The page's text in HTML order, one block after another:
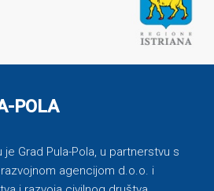
POLA
je Grad Pula-Pola, u partnerstvu s
agencijom d.o.o. i